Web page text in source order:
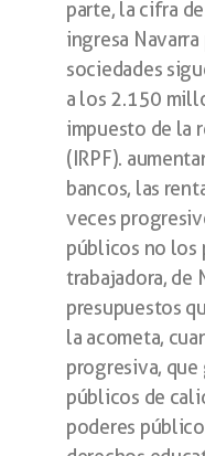
parte, la cifra
ingresa
sociedades
a los 2.150
impuesto de la
(IRPF).
bancos, las
veces
públicos no los
trabajadora, de
presupuestos
la acometa,
progresiva,
públicos de
poderes